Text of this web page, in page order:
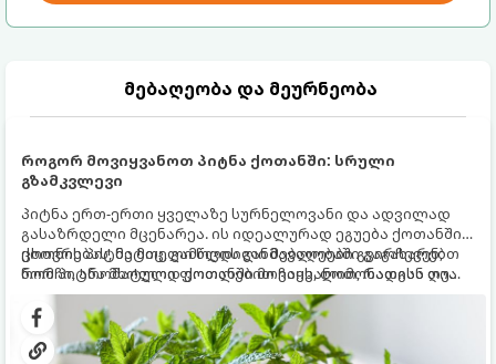
მებაღეობა და მეურნეობა
როგორ მოვიყვანოთ პიტნა ქოთანში: სრული
გზამკვლევი
პიტნა ერთ-ერთი ყველაზე სურნელოვანი და ადვილად
გასაზრდელი მცენარეა. ის იდეალურად ეგუება ქოთანში
ცხოვრებას, მეტიც, გამოცდილი მებაღეები გვირჩევენ,
რომ პიტნა მხოლოდ ქოთანში მოვიყვანოთ, რადგან ღია
გრუნტში (ბაღში) დარგვისას ის ფესვებით ძალიან
სწრაფად ვრცელდება და სხვა მცენარეებს ავიწროებს.
ქოთნის პიტნა მთელი წლის განმავლობაში გაგახარებთ
ნორჩი, არომატული ფოთლებით ჩაის, ლიმონათისა თუ
კერძებისთვის.